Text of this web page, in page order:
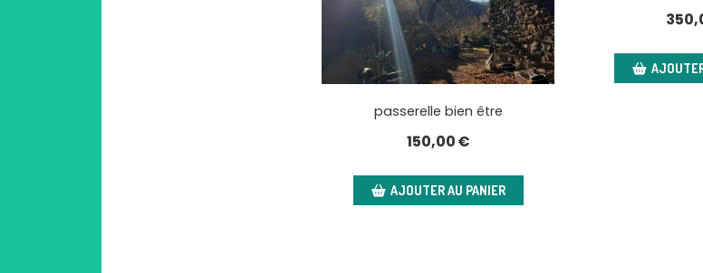
passerelle bien être
150,00€
AJOUTER AU PANIER